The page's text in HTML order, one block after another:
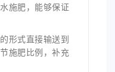
施肥，能够保证
形式直接输送到
施肥比例，补充